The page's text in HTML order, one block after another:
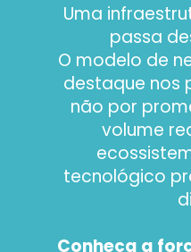
Uma
passa
O modelo de
destaque nos
não por
volume
tecnológico
Conheça a